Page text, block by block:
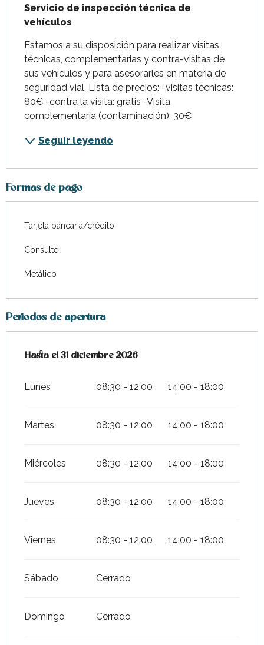
Servicio de inspección técnica de
vehículos
Estamos a su disposición para realizar visitas
técnicas, complementarias y contra-visitas de
sus vehículos y para asesorarles en materia de
seguridad vial. Lista de precios: -visitas técnicas:
80€ -contra la visita: gratis -Visita
complementaria (contaminación): 30€
Seguir leyendo
Formas de pago
Tarjeta bancaria/crédito
Consulte
Metálico
Periodos de apertura
Del2 enero 2026al31 diciembre 2026
Hasta el31 diciembre 2026
Lunes 08:30 - 12:00 14:00 - 18:00
Martes 08:30 - 12:00 14:00 - 18:00
Miércoles 08:30 - 12:00 14:00 - 18:00
Jueves 08:30 - 12:00 14:00 - 18:00
Viernes 08:30 - 12:00 14:00 - 18:00
Sábado Cerrado
Domingo Cerrado